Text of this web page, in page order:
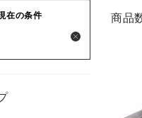
在の条件
商品